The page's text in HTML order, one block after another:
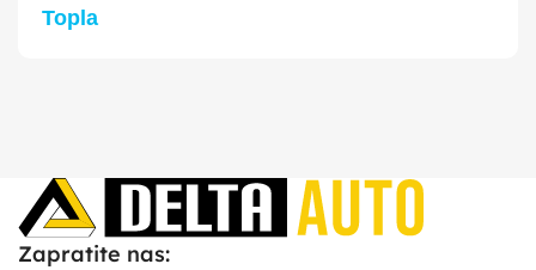
Topla
Zapratite nas: